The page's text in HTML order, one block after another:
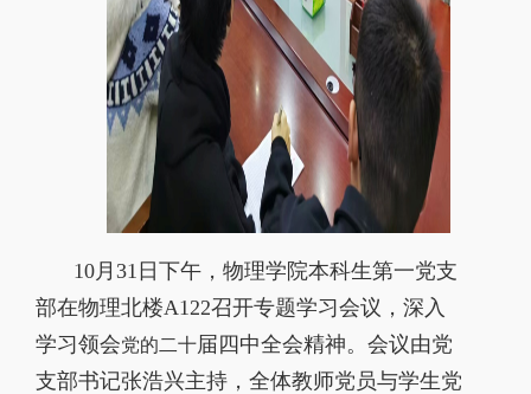
10月31日下午，物理学院本科生第一党支
部在物理北楼A122召开专题学习会议，深入
学习领会党的二十届四中全会精神。会议由党
支部书记张浩兴主持，全体教师党员与学生党